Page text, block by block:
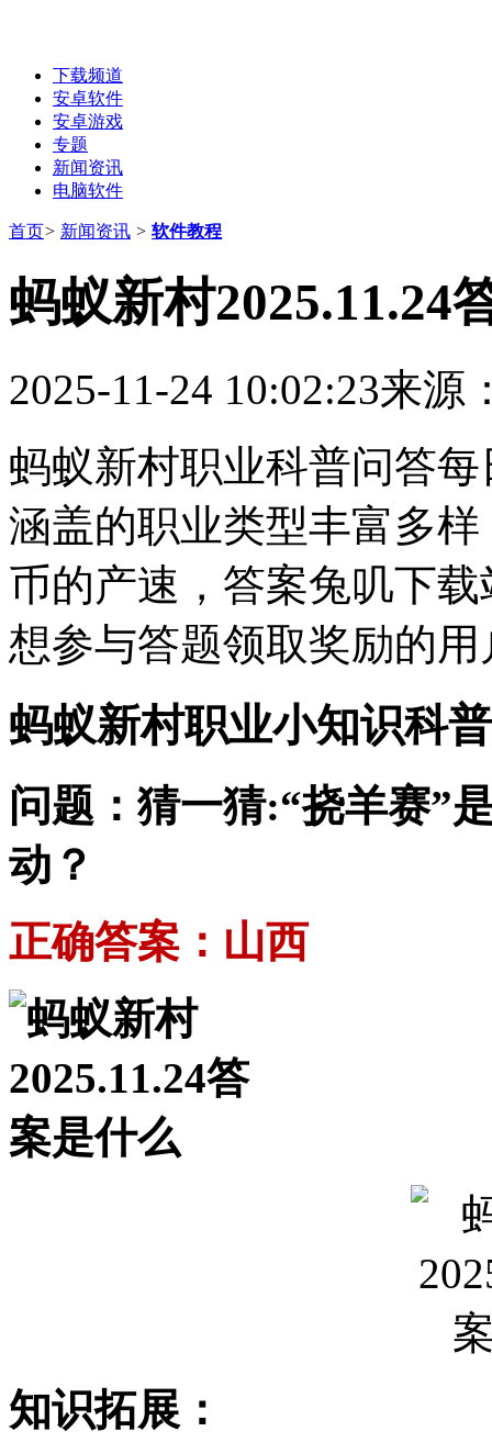
下载频道
安卓软件
安卓游戏
专题
新闻资讯
电脑软件
首页> 新闻资讯 > 软件教程
蚂蚁新村2025.11.24
2025-11-24 10:02:23来源
蚂蚁新村职业科普问答
涵盖的职业类型丰富多
币的产速，答案兔叽下
想参与答题领取奖励的
蚂蚁新村职业小知识科
问题：猜一猜:“挠羊赛”
动？
正确答案：山西
知识拓展：